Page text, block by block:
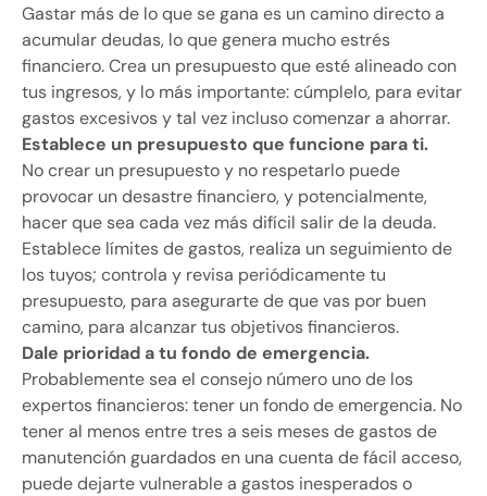
Gastar más de lo que se gana es un camino directo a
acumular deudas, lo que genera mucho estrés
financiero. Crea un presupuesto que esté alineado con
tus ingresos, y lo más importante: cúmplelo, para evitar
gastos excesivos y tal vez incluso comenzar a ahorrar.
Establece un presupuesto que funcione para ti.
No crear un presupuesto y no respetarlo puede
provocar un desastre financiero, y potencialmente,
hacer que sea cada vez más difícil salir de la deuda.
Establece límites de gastos, realiza un seguimiento de
los tuyos; controla y revisa periódicamente tu
presupuesto, para asegurarte de que vas por buen
camino, para alcanzar tus objetivos financieros.
Dale prioridad a tu fondo de emergencia.
Probablemente sea el consejo número uno de los
expertos financieros: tener un fondo de emergencia. No
tener al menos entre tres a seis meses de gastos de
manutención guardados en una cuenta de fácil acceso,
puede dejarte vulnerable a gastos inesperados o